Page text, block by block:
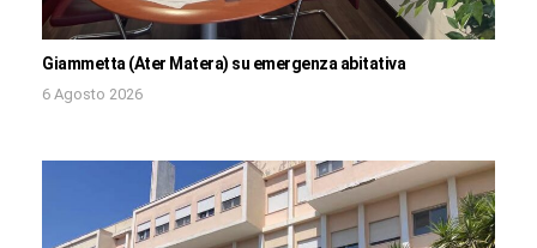
Giammetta (Ater Matera) su emergenza abitativa
6 Agosto 2026